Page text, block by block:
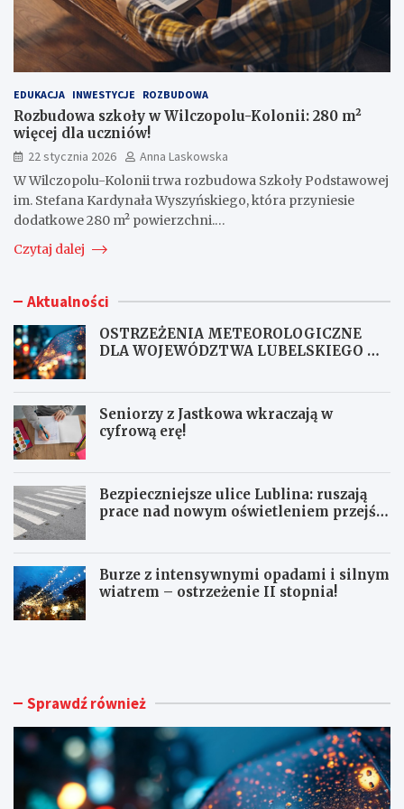
EDUKACJA INWESTYCJE ROZBUDOWA
Rozbudowa szkoły w Wilczopolu-Kolonii: 280 m²
więcej dla uczniów!
22 stycznia 2026
Anna Laskowska
W Wilczopolu-Kolonii trwa rozbudowa Szkoły Podstawowej
im. Stefana Kardynała Wyszyńskiego, która przyniesie
dodatkowe 280 m² powierzchni.…
Czytaj dalej
Aktualności
OSTRZEŻENIA METEOROLOGICZNE
DLA WOJEWÓDZTWA LUBELSKIEGO NR
Seniorzy z Jastkowa wkraczają w
cyfrową erę!
Bezpieczniejsze ulice Lublina: ruszają
prace nad nowym oświetleniem przejść
Burze z intensywnymi opadami i silnym
wiatrem – ostrzeżenie II stopnia!
O
E
E
N
S
r
y
Sprawdź również